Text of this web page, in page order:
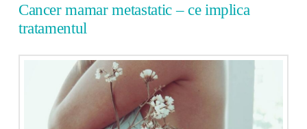
Cancer mamar metastatic – ce implica
tratamentul